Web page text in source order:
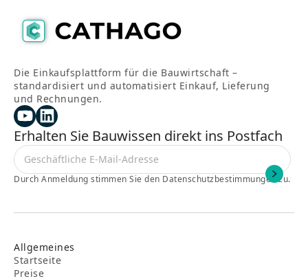
Die Einkaufsplattform für die Bauwirtschaft –
standardisiert und automatisiert Einkauf, Lieferung
und Rechnungen.
Erhalten Sie Bauwissen direkt ins Postfach
Durch Anmeldung stimmen Sie den Datenschutzbestimmungen zu.
Allgemeines
Startseite
Preise